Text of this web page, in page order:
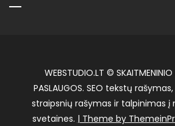
WEBSTUDIO.LT © SKAITMENINIO
PASLAUGOS. SEO tekstų
straipsnių rašymas ir talpinimas į
svetaines. | Theme by